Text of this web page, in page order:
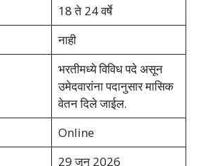
18 ते 24 वर्षे
नाही
भरतीमध्ये विविध पदे असून
उमेदवारांना पदानुसार मासिक
वेतन दिले जाईल.
Online
29 जून 2026